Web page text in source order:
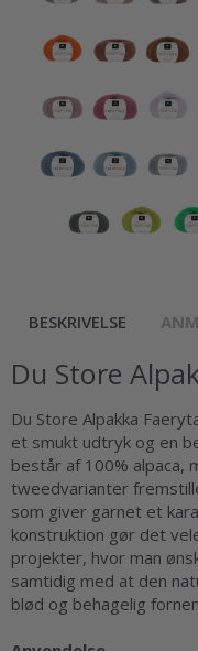
BESKRIVELSE
Du Store
Du Store Alpakka
et smukt udtryk og en
består af 100% alpaca,
tweedvarianter
som giver garnet et
konstruktion gør det
projekter, hvor man
samtidig med at den
blød og behagelig